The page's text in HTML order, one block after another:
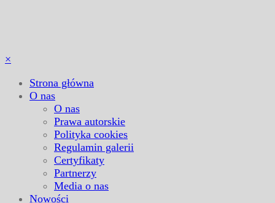
×
Strona główna
O nas
O nas
Prawa autorskie
Polityka cookies
Regulamin galerii
Certyfikaty
Partnerzy
Media o nas
Nowości